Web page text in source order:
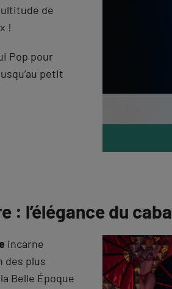
de
!
Pop pour
petit
: l’élégance du
incarne
des plus
Belle Époque